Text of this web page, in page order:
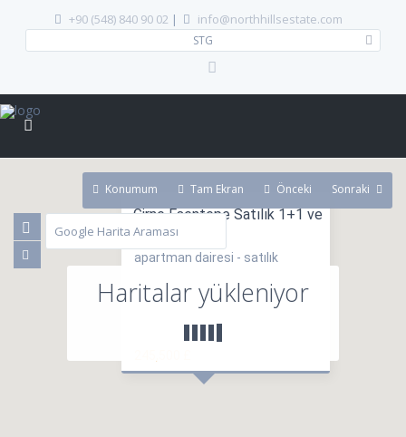
+90 (548) 840 90 02 | info@northhillsestate.com
STG
Girne Esentepe Satılık 1+1 ve
2+1 Daireler
apartman dairesi - satılık
Haritalar yükleniyor
Konumum Tam Ekran Önceki Sonraki